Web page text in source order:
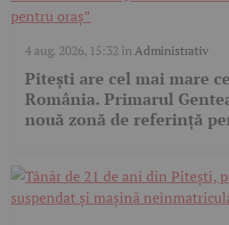
4 aug. 2026, 15:32 în Administrativ
Pitești are cel mai mare
România. Primarul
nouă zonă de referință